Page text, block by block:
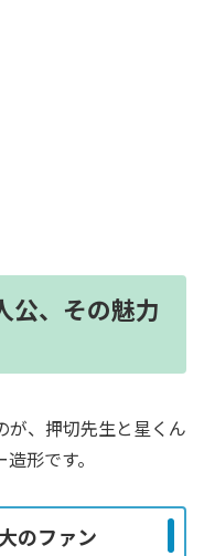
公、その魅力
が、押切先生と星くん
形です。
のファン